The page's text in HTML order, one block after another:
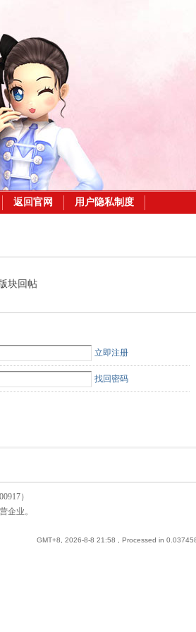
返回官网 用户隐私制度
块回帖
立即注册
找回密码
）
企业。
GMT+8, 2026-8-8 21:58 , Processed in